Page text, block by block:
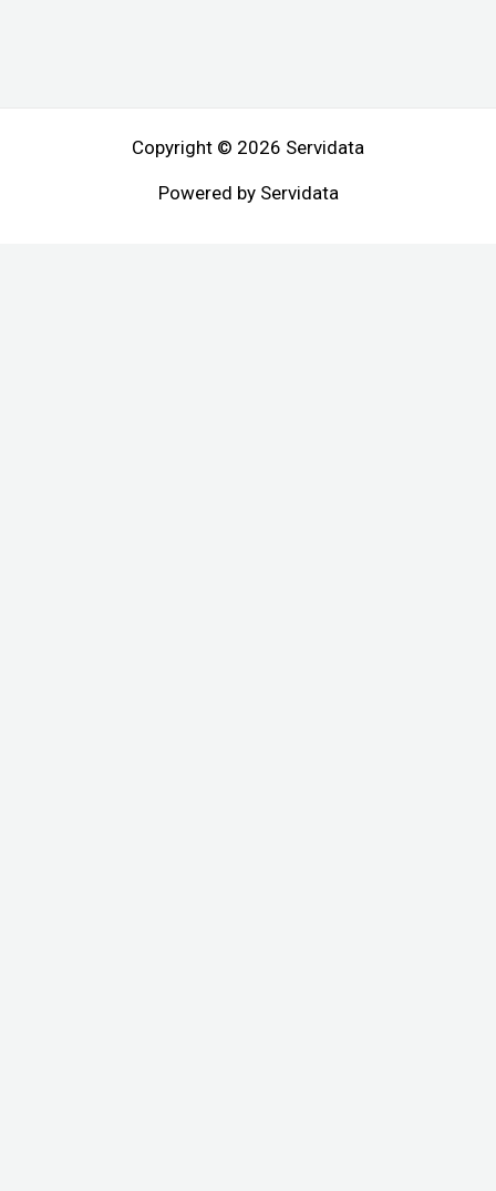
Copyright © 2026 Servidata
Powered by Servidata